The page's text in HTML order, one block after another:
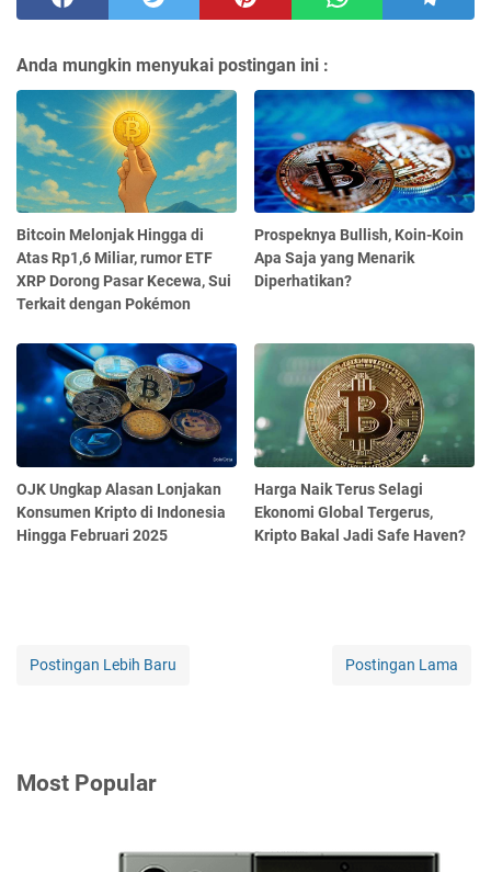
Anda mungkin menyukai postingan ini :
Bitcoin Melonjak Hingga di
Atas Rp1,6 Miliar, rumor ETF
XRP Dorong Pasar Kecewa, Sui
Terkait dengan Pokémon
Prospeknya Bullish, Koin-Koin
Apa Saja yang Menarik
Diperhatikan?
OJK Ungkap Alasan Lonjakan
Konsumen Kripto di Indonesia
Hingga Februari 2025
Harga Naik Terus Selagi
Ekonomi Global Tergerus,
Kripto Bakal Jadi Safe Haven?
Postingan Lebih Baru Postingan Lama
Most Popular